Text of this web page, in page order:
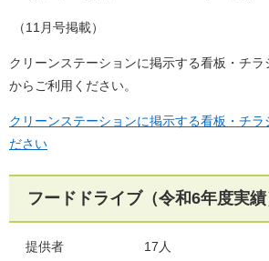
（11月号掲載）
クリーンステーションに掲示する看板・チラ
からご利用ください。
クリーンステーションに掲示する看板・チラ
ださい
フードドライブ（令和6年度実績
提供者 17人